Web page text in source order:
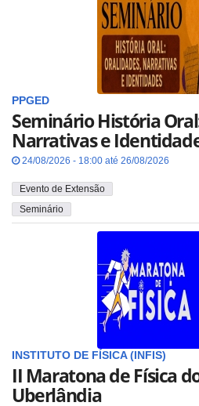
PPGED
Seminário História
Narrativas e
24/08/2026 - 18:00 até 26/08/2026
Evento de Extensão
Seminário
INSTITUTO DE FÍSICA (INFIS)
II Maratona de Física
Uberlândia